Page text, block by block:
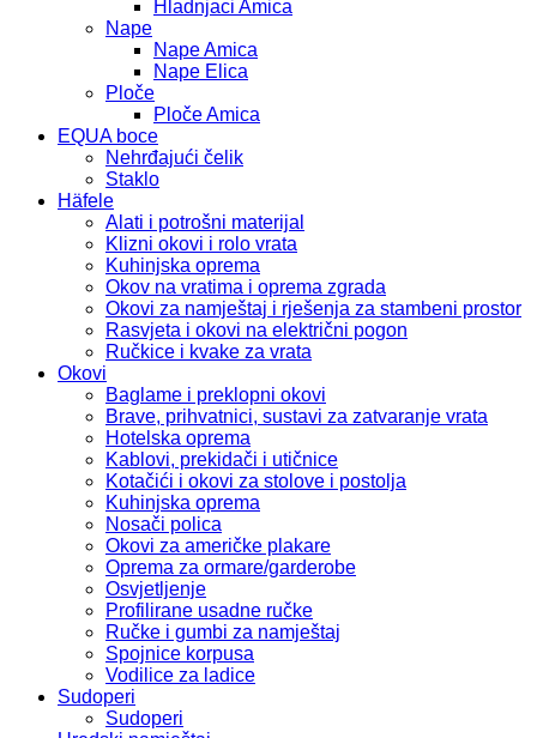
Hladnjaci Amica
Nape
Nape Amica
Nape Elica
Ploče
Ploče Amica
EQUA boce
Nehrđajući čelik
Staklo
Häfele
Alati i potrošni materijal
Klizni okovi i rolo vrata
Kuhinjska oprema
Okov na vratima i oprema zgrada
Okovi za namještaj i rješenja za stambeni prostor
Rasvjeta i okovi na električni pogon
Ručkice i kvake za vrata
Okovi
Baglame i preklopni okovi
Brave, prihvatnici, sustavi za zatvaranje vrata
Hotelska oprema
Kablovi, prekidači i utičnice
Kotačići i okovi za stolove i postolja
Kuhinjska oprema
Nosači polica
Okovi za američke plakare
Oprema za ormare/garderobe
Osvjetljenje
Profilirane usadne ručke
Ručke i gumbi za namještaj
Spojnice korpusa
Vodilice za ladice
Sudoperi
Sudoperi